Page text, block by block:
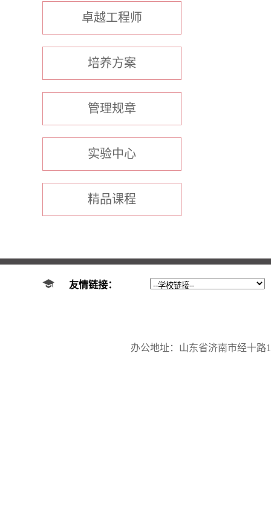
卓越工程师
培养方案
管理规章
实验中心
精品课程
友情链接：
办公地址：山东省济南市经十路